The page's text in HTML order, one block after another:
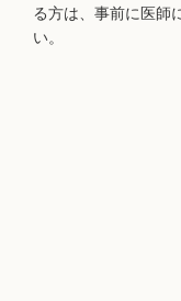
る方は、事前に医師
い。